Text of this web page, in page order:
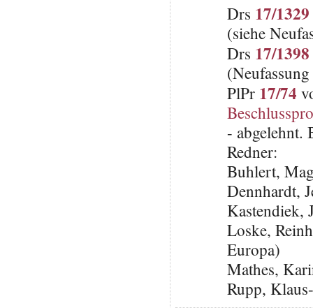
Drs 17/1329
(siehe
Drs 17/1398
PlPr 17/74
- abgelehnt.
Redner:
Buhlert,
Dennhardt,
Kastendiek,
Loske,
Europa)
Mathes,
Rupp,